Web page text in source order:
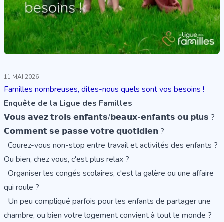
11 MAI 2026
Familles nombreuses, dites-nous quels sont vos besoins !
Enquête de la Ligue des Familles
𝗩𝗼𝘂𝘀 𝗮𝘃𝗲𝘇 𝘁𝗿𝗼𝗶𝘀 𝗲𝗻𝗳𝗮𝗻𝘁𝘀/𝗯𝗲𝗮𝘂𝘅-𝗲𝗻𝗳𝗮𝗻𝘁𝘀 𝗼𝘂 𝗽𝗹𝘂𝘀 ?
𝗖𝗼𝗺𝗺𝗲𝗻𝘁 𝘀𝗲 𝗽𝗮𝘀𝘀𝗲 𝘃𝗼𝘁𝗿𝗲 𝗾𝘂𝗼𝘁𝗶𝗱𝗶𝗲𝗻 ?
Courez-vous non-stop entre travail et activités des enfants ?
Ou bien, chez vous, c'est plus relax ?
Organiser les congés scolaires, c'est la galère ou une affaire
qui roule ?
Un peu compliqué parfois pour les enfants de partager une
chambre, ou bien votre logement convient à tout le monde ?